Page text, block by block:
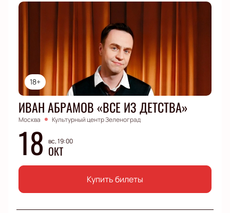
18+
ИВАН АБРАМОВ «ВСЕ ИЗ ДЕТСТВА»
Москва Культурный центр Зеленоград
18 вс, 19:00
ОКТ
Купить билеты